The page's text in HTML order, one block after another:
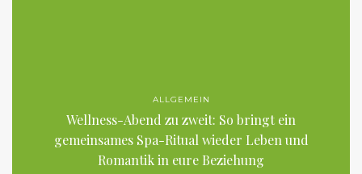
ALLGEMEIN
Wellness-Abend zu zweit: So bringt ein
gemeinsames Spa-Ritual wieder Leben und
Romantik in eure Beziehung